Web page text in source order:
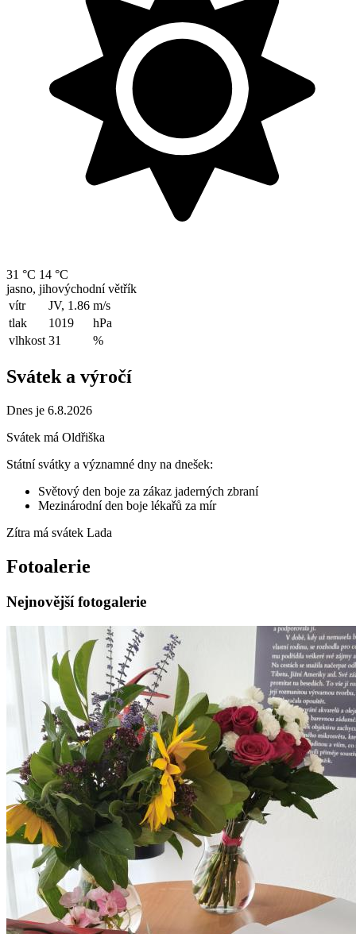
31 °C 14 °C
jasno, jihovýchodní větřík
vítr
JV, 1.86 m/s
tlak
1019
hPa
vlhkost 31 %
Svátek a výročí
Dnes je 6.8.2026
Svátek má Oldřiška
Státní svátky a významné dny na dnešek:
Světový den boje za zákaz jaderných zbraní
Mezinárodní den boje lékařů za mír
Zítra má svátek Lada
Fotoalerie
Nejnovější fotogalerie